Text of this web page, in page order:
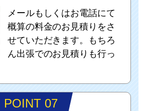
メールもしくはお電話にて
概算の料金のお見積りをさ
せていただきます。もちろ
ん出張でのお見積りも行っ
POINT 07